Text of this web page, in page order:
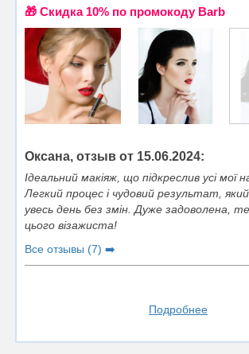
🎁 Cкидка 10% по промокоду Barb
Оксана, отзыв от 15.06.2024:
Ідеальний макіяж, що підкреслив усі мої
Легкий процес і чудовий результат,
увесь день без змін. Дуже задоволена,
цього візажиста!
Все отзывы (7) ➡️
Подробнее